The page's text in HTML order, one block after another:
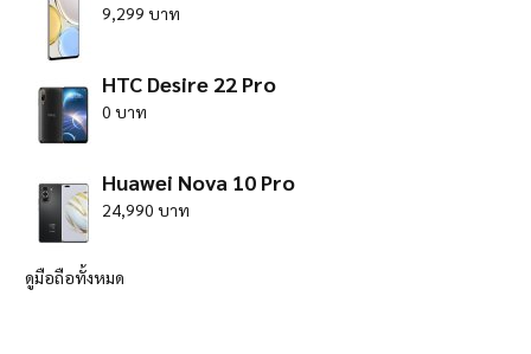
9,299 บาท
HTC Desire 22 Pro
0 บาท
Huawei Nova 10 Pro
24,990 บาท
ดูมือถือทั้งหมด